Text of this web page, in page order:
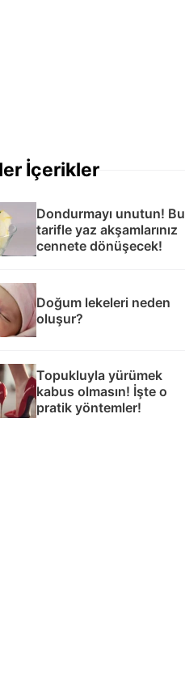
İçerikler
Dondurmayı unutun! Bu
tarifle yaz akşamlarınız
cennete dönüşecek!
Doğum lekeleri neden
oluşur?
Topukluyla yürümek
kabus olmasın! İşte o
pratik yöntemler!